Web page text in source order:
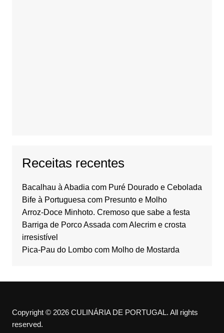
Receitas recentes
Bacalhau à Abadia com Puré Dourado e Cebolada
Bife à Portuguesa com Presunto e Molho
Arroz-Doce Minhoto. Cremoso que sabe a festa
Barriga de Porco Assada com Alecrim e crosta
irresistível
Pica-Pau do Lombo com Molho de Mostarda
Copyright © 2026 CULINÁRIA DE PORTUGAL. All rights
reserved.